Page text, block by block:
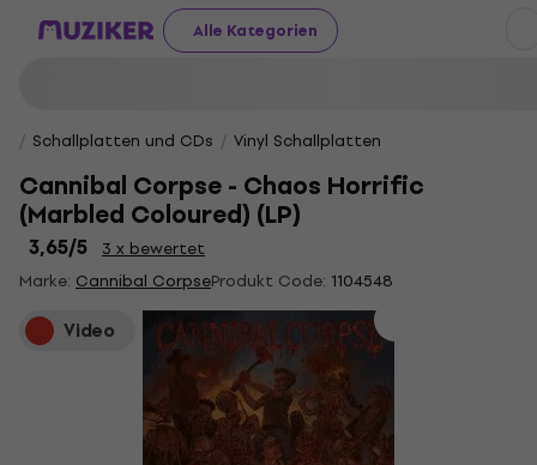
Alle Kategorien
Schallplatten und CDs Vinyl Schallplatten
Cannibal Corpse - Chaos Horrific
(Marbled Coloured) (LP)
3,65/5
3 x bewertet
Marke: Cannibal CorpseProdukt Code: 1104548
Video